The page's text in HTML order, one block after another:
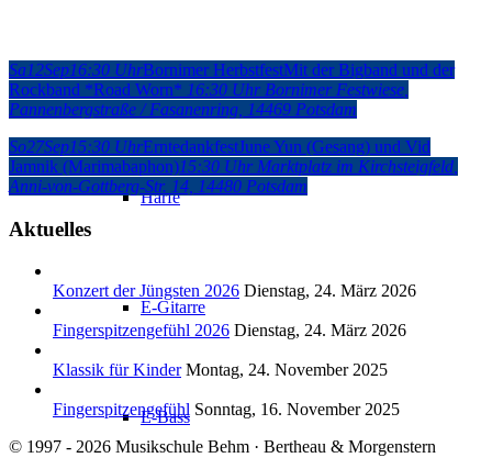
Unterricht für Instrumente
Harfe
E-Gitarre
E-Bass
Sa12Sep16:30 UhrBornimer HerbstfestMit der Bigband und der
Rockband *Road Worn* 16:30 Uhr Bornimer Festwiese
Pannenbergstraße / Fasanenring, 14469 Potsdam
So27Sep15:30 UhrErntedankfestJune Yun (Gesang) und Vid
Jamnik (Marimabaphon)15:30 Uhr Marktplatz im Kirchsteigfeld
Anni-von-Gottberg-Str. 14, 14480 Potsdam
Aktuelles
Konzert der Jüngsten 2026 Dienstag, 24. März 2026
Fingerspitzengefühl 2026 Dienstag, 24. März 2026
Klassik für KinderMontag, 24. November 2025
Fingerspitzengefühl Sonntag, 16. November 2025
© 1997 - 2026 Musikschule Behm · Bertheau & Morgenstern